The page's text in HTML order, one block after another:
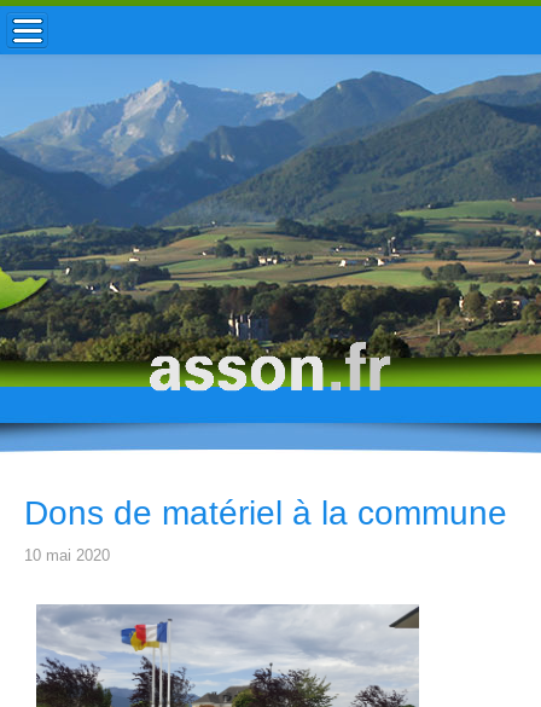
ACCUEIL / INFOS
MUNICIPALITÉ
VIE LOCALE
ENFANCE
TOURISME
HISTOIRE
Dons de matériel à la commune
10 mai 2020